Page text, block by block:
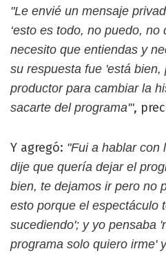
"Le envié un mensaje
‘esto es todo, no puedo, no
necesito que entiendas y
su respuesta fue 'está
productor para cambiar la
sacarte del programa'",
Y agregó: "Fui a hablar con
dije que quería dejar el
bien, te dejamos ir pero no
esto porque el espectáculo
sucediendo'; y yo pensaba
programa solo quiero irme'